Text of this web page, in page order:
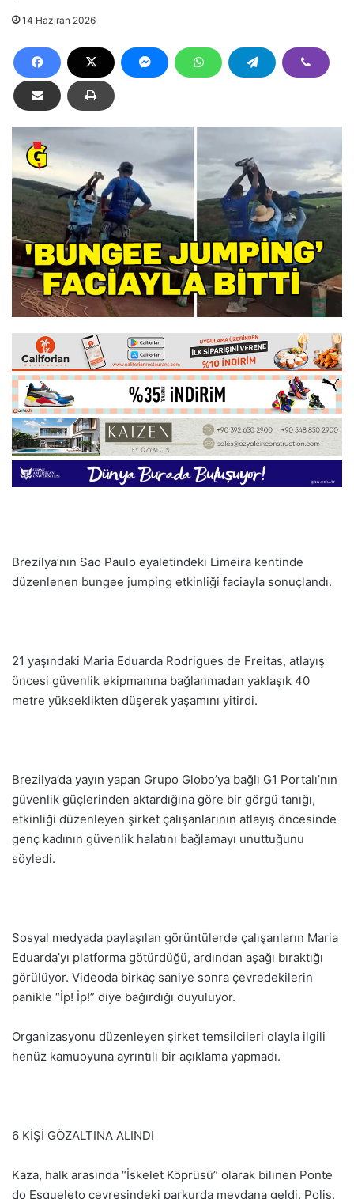
14 Haziran 2026
Brezilya’nın Sao Paulo eyaletindeki Limeira kentinde
düzenlenen bungee jumping etkinliği faciayla sonuçlandı.
21 yaşındaki Maria Eduarda Rodrigues de Freitas, atlayış
öncesi güvenlik ekipmanına bağlanmadan yaklaşık 40
metre yükseklikten düşerek yaşamını yitirdi.
Brezilya’da yayın yapan Grupo Globo’ya bağlı G1 Portalı’nın
güvenlik güçlerinden aktardığına göre bir görgü tanığı,
etkinliği düzenleyen şirket çalışanlarının atlayış öncesinde
genç kadının güvenlik halatını bağlamayı unuttuğunu
söyledi.
Sosyal medyada paylaşılan görüntülerde çalışanların Maria
Eduarda’yı platforma götürdüğü, ardından aşağı bıraktığı
görülüyor. Videoda birkaç saniye sonra çevredekilerin
panikle “İp! İp!” diye bağırdığı duyuluyor.
Organizasyonu düzenleyen şirket temsilcileri olayla ilgili
henüz kamuoyuna ayrıntılı bir açıklama yapmadı.
6 KİŞİ GÖZALTINA ALINDI
Kaza, halk arasında “İskelet Köprüsü” olarak bilinen Ponte
do Esqueleto çevresindeki parkurda meydana geldi. Polis,